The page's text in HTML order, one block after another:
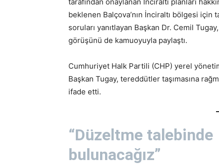
beklenen Balçova’nın İnciraltı bölgesi için
soruları yanıtlayan Başkan Dr. Cemil
görüşünü de kamuoyuyla paylaştı.
Cumhuriyet Halk Partili (CHP) yerel
Başkan Tugay, tereddütler taşımasına
ifade etti.
“Düzeltme talebinde
bulunacağız”